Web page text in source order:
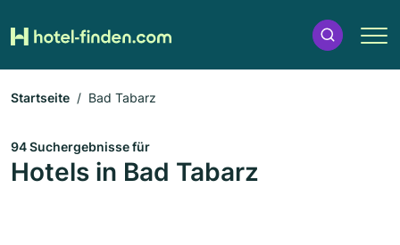
Startseite Bad Tabarz
94 Suchergebnisse für
Hotels in Bad Tabarz